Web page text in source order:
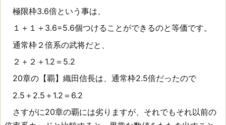
極限枠3.6倍という事は、
１＋１＋3.6=5.6個つけることができるのと等価です。
通常枠２倍系の武将だと、
２＋２＋1.2＝5.2
20章の【覇】織田信長は、通常枠2.5倍だったので
2.5＋2.5＋1.2＝6.2
さすがに20章の覇には劣りますが、それでもそれ以前の